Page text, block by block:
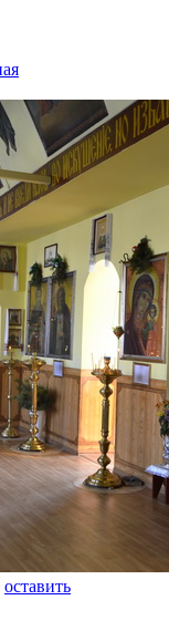
оставить